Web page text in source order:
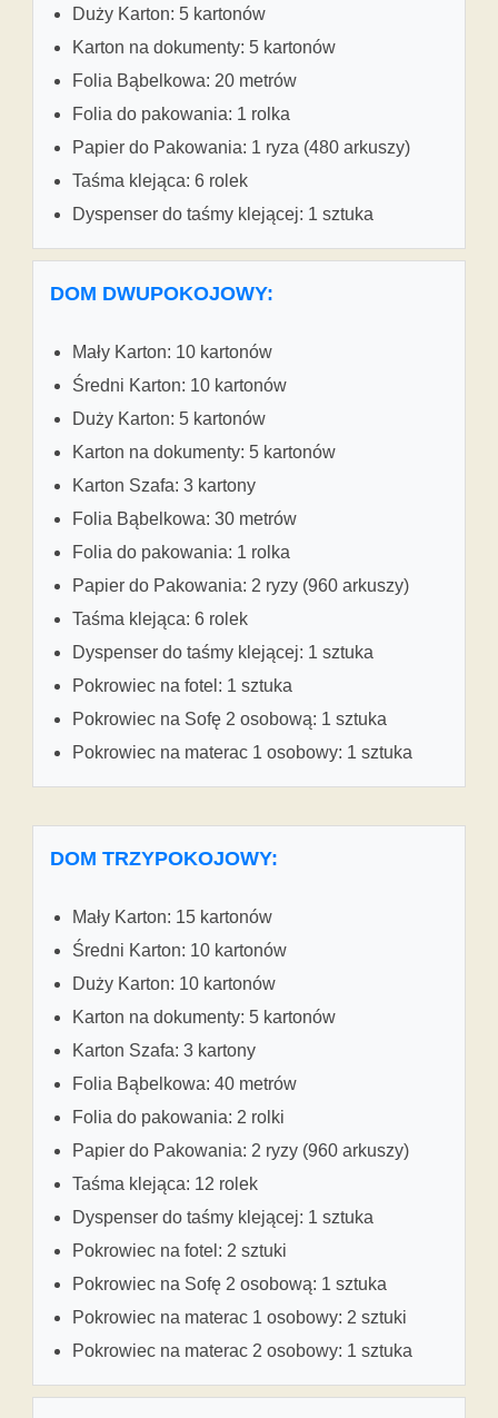
Duży Karton: 5 kartonów
Karton na dokumenty: 5 kartonów
Folia Bąbelkowa: 20 metrów
Folia do pakowania: 1 rolka
Papier do Pakowania: 1 ryza (480 arkuszy)
Taśma klejąca: 6 rolek
Dyspenser do taśmy klejącej: 1 sztuka
DOM DWUPOKOJOWY:
Mały Karton: 10 kartonów
Średni Karton: 10 kartonów
Duży Karton: 5 kartonów
Karton na dokumenty: 5 kartonów
Karton Szafa: 3 kartony
Folia Bąbelkowa: 30 metrów
Folia do pakowania: 1 rolka
Papier do Pakowania: 2 ryzy (960 arkuszy)
Taśma klejąca: 6 rolek
Dyspenser do taśmy klejącej: 1 sztuka
Pokrowiec na fotel: 1 sztuka
Pokrowiec na Sofę 2 osobową: 1 sztuka
Pokrowiec na materac 1 osobowy: 1 sztuka
DOM TRZYPOKOJOWY:
Mały Karton: 15 kartonów
Średni Karton: 10 kartonów
Duży Karton: 10 kartonów
Karton na dokumenty: 5 kartonów
Karton Szafa: 3 kartony
Folia Bąbelkowa: 40 metrów
Folia do pakowania: 2 rolki
Papier do Pakowania: 2 ryzy (960 arkuszy)
Taśma klejąca: 12 rolek
Dyspenser do taśmy klejącej: 1 sztuka
Pokrowiec na fotel: 2 sztuki
Pokrowiec na Sofę 2 osobową: 1 sztuka
Pokrowiec na materac 1 osobowy: 2 sztuki
Pokrowiec na materac 2 osobowy: 1 sztuka